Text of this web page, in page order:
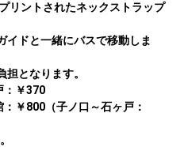
リントされたネックストラップ
イドと一緒にバスで移動しま
担となります。
：￥370
￥800（子ノ口～石ヶ戸：